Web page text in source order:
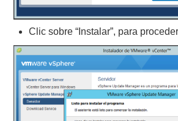
Clic sobre “Instalar”, para